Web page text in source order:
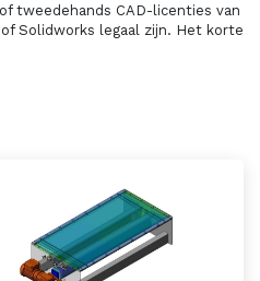
tweedehands CAD-licenties van
Solidworks legaal zijn. Het korte